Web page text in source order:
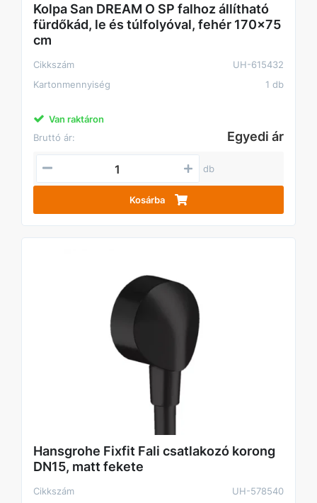
Kolpa San DREAM O SP falhoz állítható
fürdőkád, le és túlfolyóval, fehér 170x75
cm
Cikkszám
UH-615432
Kartonmennyiség
1 db
Van raktáron
Bruttó ár:
Egyedi ár
db
Kosárba
Hansgrohe Fixfit Fali csatlakozó korong
DN15, matt fekete
Cikkszám
UH-578540